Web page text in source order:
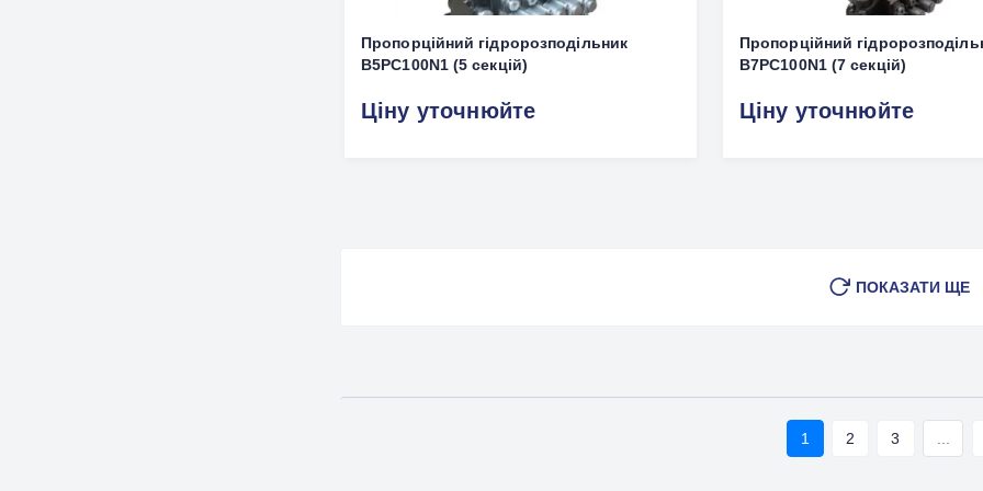
Пропорційний гідророзподільник
B5PC100N1 (5 секцій)
Ціну уточнюйте
Пропорційний
B7PC100N1 (7 секцій)
Ціну уточнюйте
ПОКАЗАТИ ЩЕ
1 2 3